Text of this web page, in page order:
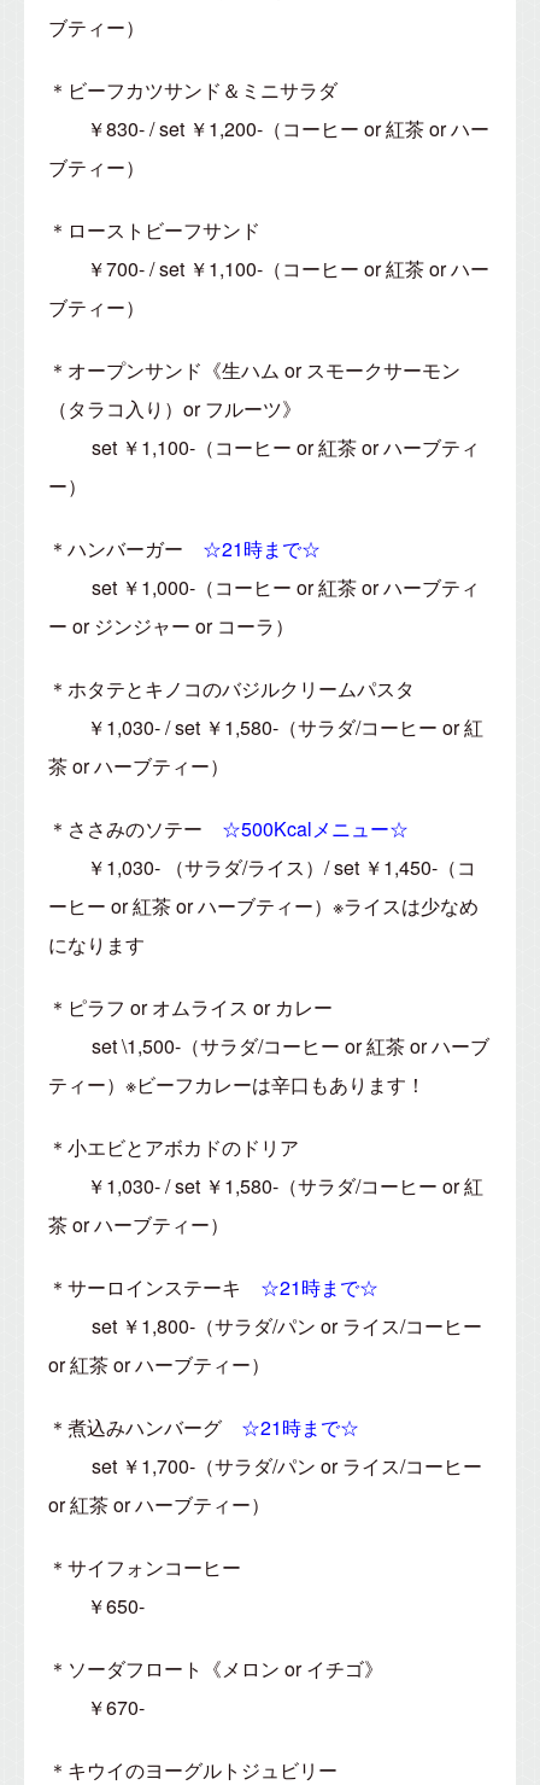
ブティー）
＊ビーフカツサンド＆ミニサラダ
￥830- / set ￥1,200-（コーヒー or 紅茶 or ハー
ブティー）
＊ローストビーフサンド
￥700- / set ￥1,100-（コーヒー or 紅茶 or ハー
ブティー）
＊オープンサンド《生ハム or スモークサーモン
（タラコ入り）or フルーツ》
set ￥1,100-（コーヒー or 紅茶 or ハーブティ
ー）
＊ハンバーガー ☆21時まで☆
set ￥1,000-（コーヒー or 紅茶 or ハーブティ
ー or ジンジャー or コーラ）
＊ホタテとキノコのバジルクリームパスタ
￥1,030- / set ￥1,580-（サラダ/コーヒー or 紅
茶 or ハーブティー）
＊ささみのソテー ☆500Kcalメニュー☆
￥1,030- （サラダ/ライス）/ set ￥1,450-（コ
ーヒー or 紅茶 or ハーブティー）※ライスは少なめ
になります
＊ピラフ or オムライス or カレー
set \1,500-（サラダ/コーヒー or 紅茶 or ハーブ
ティー）※ビーフカレーは辛口もあります！
＊小エビとアボカドのドリア
￥1,030- / set ￥1,580-（サラダ/コーヒー or 紅
茶 or ハーブティー）
＊サーロインステーキ ☆21時まで☆
set ￥1,800-（サラダ/パン or ライス/コーヒー
or 紅茶 or ハーブティー）
＊煮込みハンバーグ ☆21時まで☆
set ￥1,700-（サラダ/パン or ライス/コーヒー
or 紅茶 or ハーブティー）
＊サイフォンコーヒー
￥650-
＊ソーダフロート《メロン or イチゴ》
￥670-
＊キウイのヨーグルトジュビリー